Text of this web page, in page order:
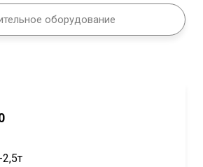
оборудование